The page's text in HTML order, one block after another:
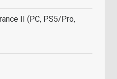
II (PC, PS5/Pro,